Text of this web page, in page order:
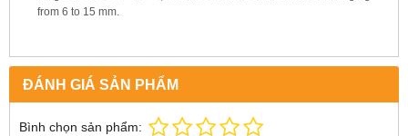
from 6 to 15 mm.
ĐÁNH GIÁ SẢN PHẨM
Bình chọn sản phẩm: